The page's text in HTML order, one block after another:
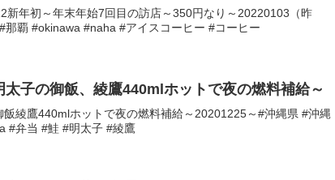
新年初～年末年始7回目の訪店～350円なり～20220103（昨
那覇 #okinawa #naha #アイスコーヒー #コーヒー
子の御飯、綾鷹440mlホットで夜の燃料補給～
綾鷹440mlホットで夜の燃料補給～20201225～#沖縄県 #沖縄
#弁当 #鮭 #明太子 #綾鷹